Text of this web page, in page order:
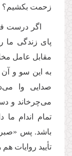
زحمت بکشیم؟
اگر درست
پای زندگی ما
مقابل عامل
به این سو و
صدایی وا
می‌چرخاند و
تمام اندام
باشد. پس
تأیید روایات